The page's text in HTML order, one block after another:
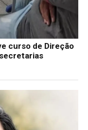
curso de Direção